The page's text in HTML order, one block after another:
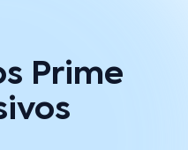
Prime